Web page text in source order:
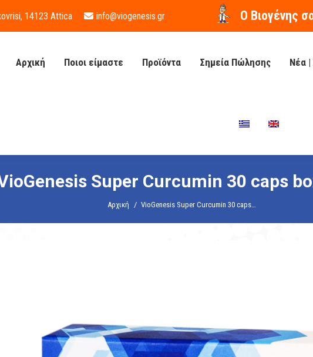
14123 Attica info@viogenesis.gr O Βιογένης
Αρχική Ποιοι είμαστε Προϊόντα Σημεία Πώλησης Νέα
Super Curcumin 30 caps
You are here:
Αρχική VioGenesis Super Curcumin 30 caps…